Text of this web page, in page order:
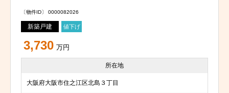
〔物件ID〕 0000082026
新築戸建 値下げ
3,730 万円
所在地
大阪府大阪市住之江区北島３丁目